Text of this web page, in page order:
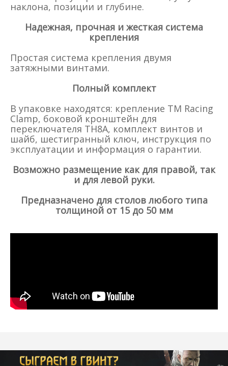
наклона, позиции и глубине.
Надежная, прочная и жесткая система
крепления
Простая система крепления двумя
затяжными винтами.
Полный комплект
В упаковке находятся: крепление TM Racing
Clamp, боковой кронштейн для
переключателя TH8A, комплект винтов и
шайб, шестигранный ключ, инструкция по
эксплуатации и информация о гарантии.
Возможно размещение как для правой, так
и для левой руки.
Предназначено для столов любого типа
толщиной от 15 до 50 мм